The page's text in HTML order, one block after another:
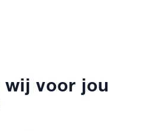
wij voor jou